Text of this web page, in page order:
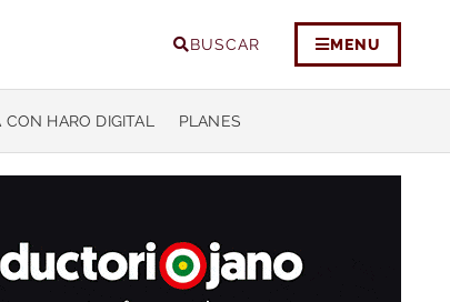
BUSCAR MENU
HARO DIGITAL PLANES